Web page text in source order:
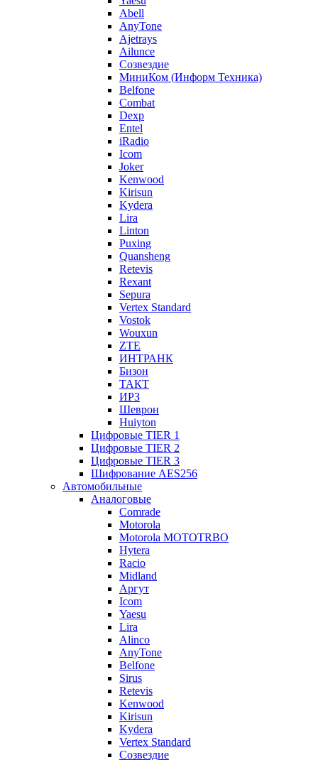
Abell
AnyTone
Ajetrays
Ailunce
Созвездие
МиниКом (Информ Техника)
Belfone
Combat
Dexp
Entel
iRadio
Icom
Joker
Kenwood
Kirisun
Kydera
Lira
Linton
Puxing
Quansheng
Retevis
Rexant
Sepura
Vertex Standard
Vostok
Wouxun
ZTE
ИНТРАНК
Бизон
ТАКТ
ИРЗ
Шеврон
Huiyton
Цифровые TIER 1
Цифровые TIER 2
Цифровые TIER 3
Шифрование AES256
Автомобильные
Аналоговые
Comrade
Motorola
Motorola MOTOTRBO
Hytera
Racio
Midland
Аргут
Icom
Yaesu
Lira
Alinco
AnyTone
Belfone
Sirus
Retevis
Kenwood
Kirisun
Kydera
Vertex Standard
Созвездие